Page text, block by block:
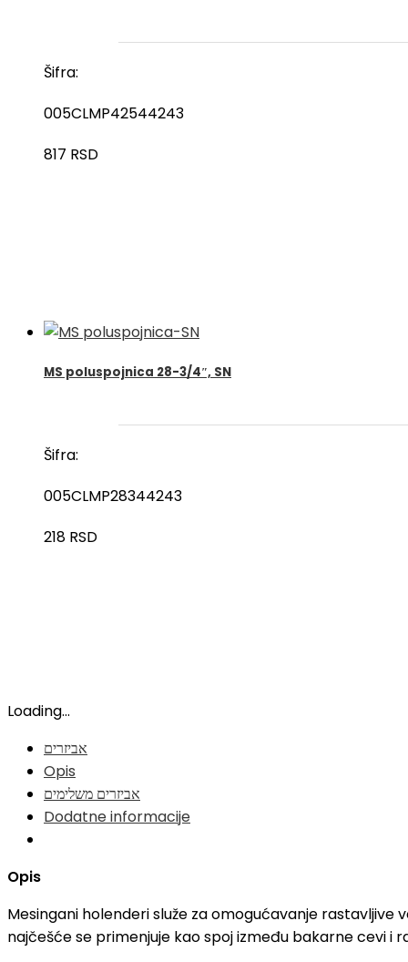
Šifra:
005CLMP42544243
817 RSD
MS poluspojnica 28-3/4″, SN
Šifra:
005CLMP28344243
218 RSD
Loading...
אביזרים
Opis
אביזרים משלימים
Dodatne informacije
Opis
Mesingani holenderi služe za omogućavanje rastavljive
najčešće se primenjuje kao spoj između bakarne cevi i